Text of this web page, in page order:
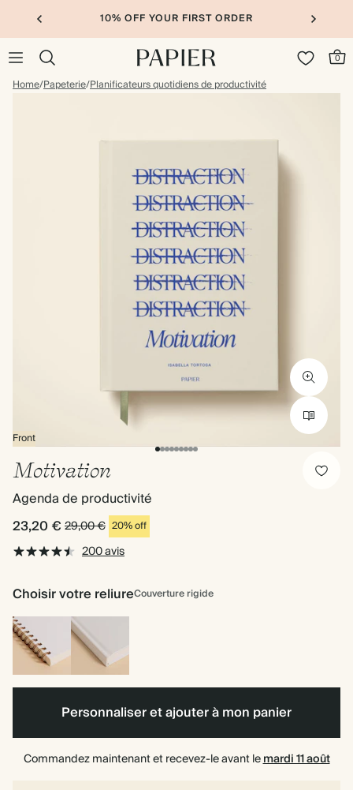
10% OFF YOUR FIRST ORDER
0
Home/Papeterie/Planificateurs quotidiens de productivité
Front
Motivation
Agenda de productivité
23,20 € 29,00 € 20% off
200 avis
Choisir votre reliureCouverture rigide
Reliure Couverture
Personnaliser et ajouter à mon panier
Commandez maintenant et recevez-le avant lemardi 11 août